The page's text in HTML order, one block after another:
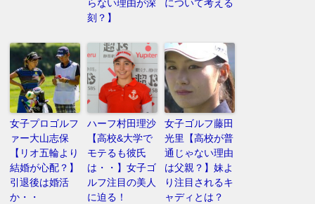
らない理由が深
刻？】
について考える
女子プロゴルフ
ァー大山志保
【リオ五輪より
結婚が心配？】
引退後は婚活
か・・
ハーフ村田理沙
【高校&大学で
モテるも彼氏
は・・】女子ゴ
ルフ注目の美人
に迫る！
女子ゴルフ藤田
光里【高校が普
通じゃない理由
は父親？】妹よ
り注目されるキ
ャディとは？